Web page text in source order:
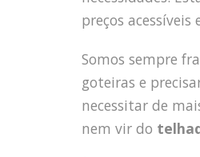
preços
Somos sempre
goteiras e
necessitar de
nem vir do